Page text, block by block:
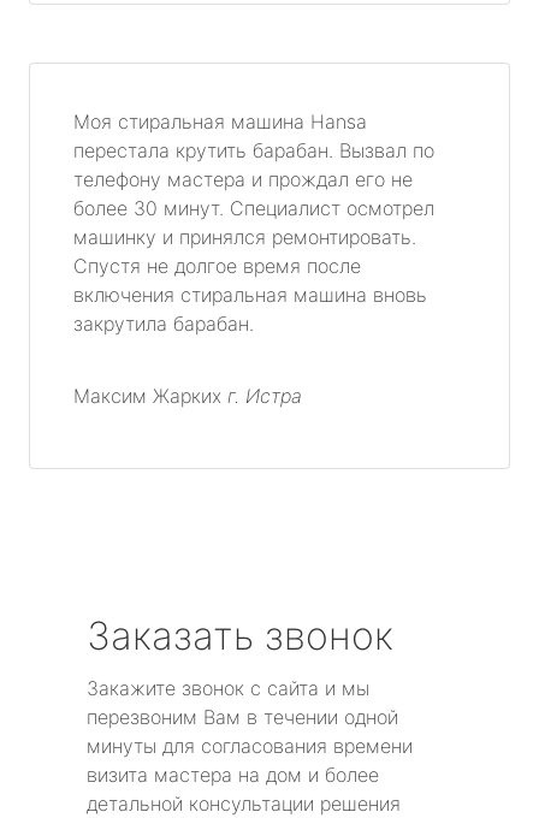
Моя стиральная машина Hansa
перестала крутить барабан. Вызвал по
телефону мастера и прождал его не
более 30 минут. Специалист осмотрел
машинку и принялся ремонтировать.
Спустя не долгое время после
включения стиральная машина вновь
закрутила барабан.
Максим Жарких г. Истра
Заказать звонок
Закажите звонок с сайта и мы
перезвоним Вам в течении одной
минуты для согласования времени
визита мастера на дом и более
детальной консультации решения